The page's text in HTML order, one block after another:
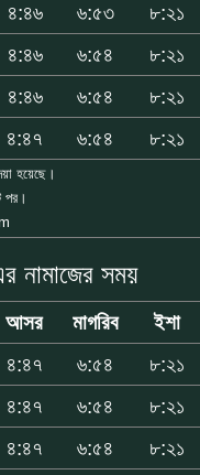
৪:৪৬ ৬:৫৩
৮:২১
৪:৪৬ ৬:৫৪
৮:২১
৪:৪৬ ৬:৫৪
৮:২১
৪:৪৭ ৬:৫৪ ৮:২১
হয়েছে।
পর।
নামাজের সময়
আসর মাগরিব
ইশা
৪:৪৭ ৬:৫৪
৮:২১
৪:৪৭ ৬:৫৪
৮:২১
৪:৪৭ ৬:৫৪
৮:২১